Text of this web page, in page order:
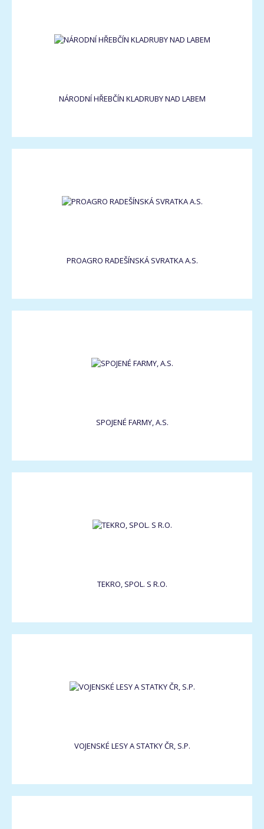
NÁRODNÍ HŘEBČÍN KLADRUBY NAD LABEM
PROAGRO RADEŠÍNSKÁ SVRATKA A.S.
SPOJENÉ FARMY, A.S.
TEKRO, SPOL. S R.O.
VOJENSKÉ LESY A STATKY ČR, S.P.